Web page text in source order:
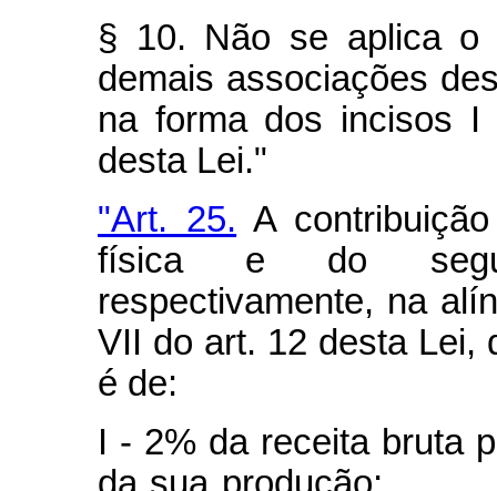
§ 10. Não se aplica o
demais associações
na forma dos incisos
desta Lei."
"Art. 25. A
física e do
respectivamente, na
VII do art. 12 desta Lei,
é de:
I - 2% da receita bruta